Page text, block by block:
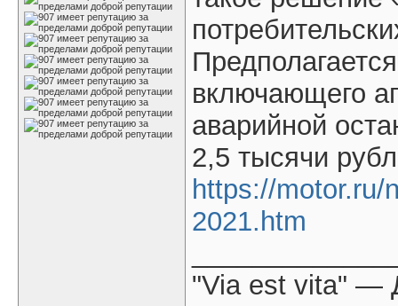
включающего
аварийной
2,5 тысячи
https://motor.ru/
2021.htm
"Via est vita" —